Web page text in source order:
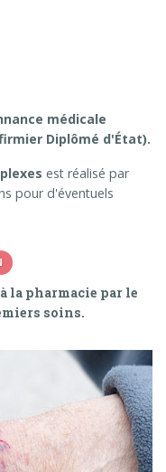
médicale
Diplômé d'État).
est réalisé par
pour d'éventuels
la pharmacie par le
soins.